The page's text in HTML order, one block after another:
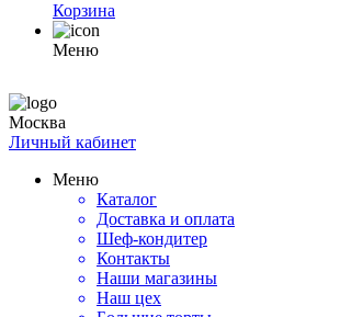
Корзина
Меню
Москва
Личный кабинет
Меню
Каталог
Доставка и оплата
Шеф-кондитер
Контакты
Наши магазины
Наш цех